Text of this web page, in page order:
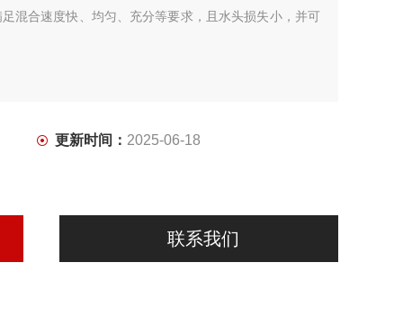
混合速度快、均匀、充分等要求，且水头损失小，并可
更新时间： 2025-06-18
联系我们